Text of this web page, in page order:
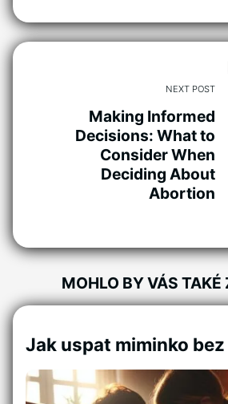
NEXT POST
Making Informed
Decisions: What to
Consider When
Deciding About
Abortion
MOHLO BY VÁS
Jak uspat miminko